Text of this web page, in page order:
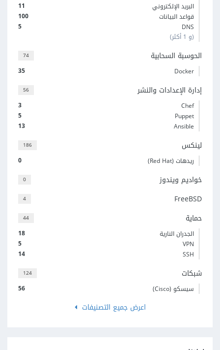
11
البريد الإلكتروني
100
قواعد البيانات
5
DNS
(و 1 أكثر)
74 الحوسبة السحابية
35 Docker
56 إدارة الإعدادات والنشر
3
Chef
5
Puppet
13
Ansible
186 لينكس
0 ريدهات (Red Hat)
0 خواديم ويندوز
4 FreeBSD
44 حماية
18
الجدران النارية
5
VPN
14
SSH
124 شبكات
56 سيسكو (Cisco)
اعرض جميع التصنيفات